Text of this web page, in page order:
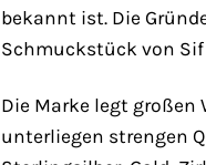
bekannt ist. Die
Schmuckstück von
Die Marke legt
unterliegen strengen